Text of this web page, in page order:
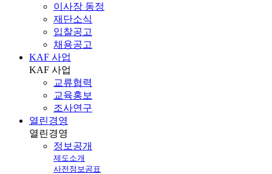
이사장 동정
재단소식
입찰공고
채용공고
KAF 사업
KAF 사업
교류협력
교육홍보
조사연구
열린경영
열린경영
정보공개
제도소개
사전정보공표